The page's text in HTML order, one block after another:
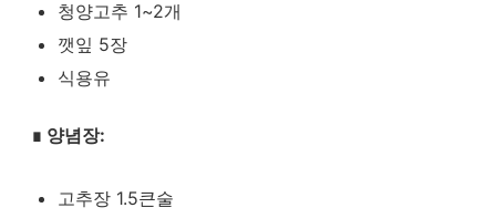
청양고추 1~2개
깻잎 5장
식용유
∎ 양념장:
고추장 1.5큰술